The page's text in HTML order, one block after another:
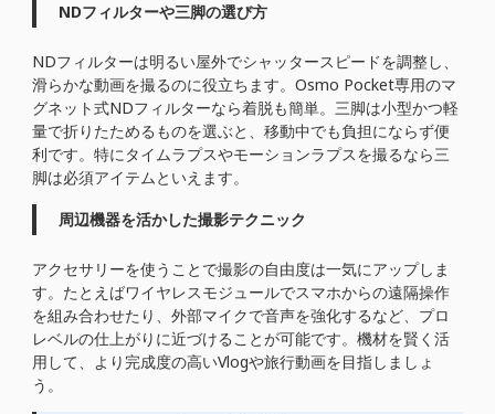
NDフィルターや三脚の選び方
NDフィルターは明るい屋外でシャッタースピードを調整し、
滑らかな動画を撮るのに役立ちます。Osmo Pocket専用のマ
グネット式NDフィルターなら着脱も簡単。三脚は小型かつ軽
量で折りたためるものを選ぶと、移動中でも負担にならず便
利です。特にタイムラプスやモーションラプスを撮るなら三
脚は必須アイテムといえます。
周辺機器を活かした撮影テクニック
アクセサリーを使うことで撮影の自由度は一気にアップしま
す。たとえばワイヤレスモジュールでスマホからの遠隔操作
を組み合わせたり、外部マイクで音声を強化するなど、プロ
レベルの仕上がりに近づけることが可能です。機材を賢く活
用して、より完成度の高いVlogや旅行動画を目指しましょ
う。